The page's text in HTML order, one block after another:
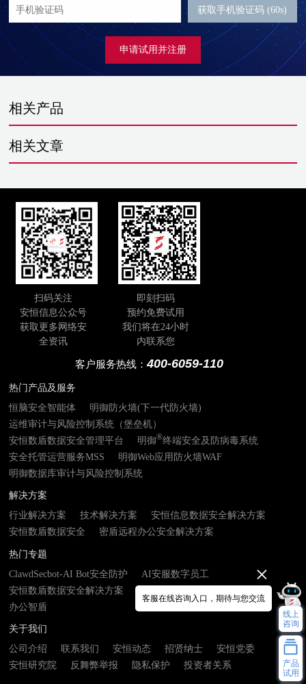
获取手机验证码 (60s)
申请试用并注册
相关产品
相关文章
扫码关注
安恒信息公众号
获取更多网络安
全资讯
即刻扫码
预约免费试用
我们将在24小时
内联系您
客户服务热线：400-6059-110
热门产品及服务
恒脑安全智能体
明御防火墙(下一代防火墙)
运维审计与风险控制系统（堡垒机）
安恒数盾数据安全管理平台
明御®终端安全及防病毒系统
安全托管运营服务MSS
明御Web应用防火墙WAF
明御数据库审计与风险控制系统
解决方案
行业解决方案
技术解决方案
安恒信息数据安全解决方案
安恒数盾数据安全
密盾远程办公安全解决方案
热门专题
ClawdSecbot-AI Bot安全防护
AI安服数字员工
安恒数盾数据安全解决方案
办公智盾
关于我们
公司介绍
联系我们 安恒动态 招贤纳士
安恒党委
安恒研究院
反舞弊举报 隐私保护 投资者关系
客服在线咨询入口，期待与您交流
线上
咨询
产品
试用